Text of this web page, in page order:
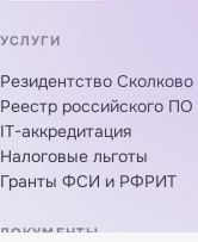
УСЛУГИ
Резидентство Сколково
Реестр российского ПО
IT-аккредитация
Налоговые льготы
Гранты ФСИ и РФРИТ
ДОКУМЕНТЫ